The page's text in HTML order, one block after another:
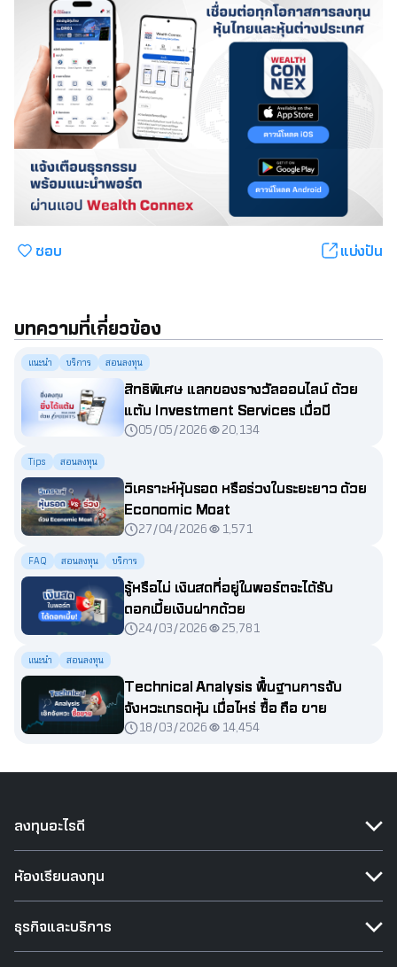
ชอบ แบ่งปัน
บทความที่เกี่ยวข้อง
แนะนำ บริการ สอนลงทุน
สิทธิพิเศษ แลกของรางวัลออนไลน์ ด้วย
แต้ม Investment Services เมื่อมี
ธุรกรรมซื้อขาย
05/05/2026 20,134
Tips สอนลงทุน
วิเคราะห์หุ้นรอด หรือร่วงในระยะยาว ด้วย
Economic Moat
27/04/2026 1,571
FAQ สอนลงทุน บริการ
รู้หรือไม่ เงินสดที่อยู่ในพอร์ตจะได้รับ
ดอกเบี้ยเงินฝากด้วย
24/03/2026 25,781
แนะนำ สอนลงทุน
Technical Analysis พื้นฐานการจับ
จังหวะเทรดหุ้น เมื่อไหร่ ซื้อ ถือ ขาย
18/03/2026 14,454
ลงทุนอะไรดี
ห้องเรียนลงทุน
ธุรกิจและบริการ